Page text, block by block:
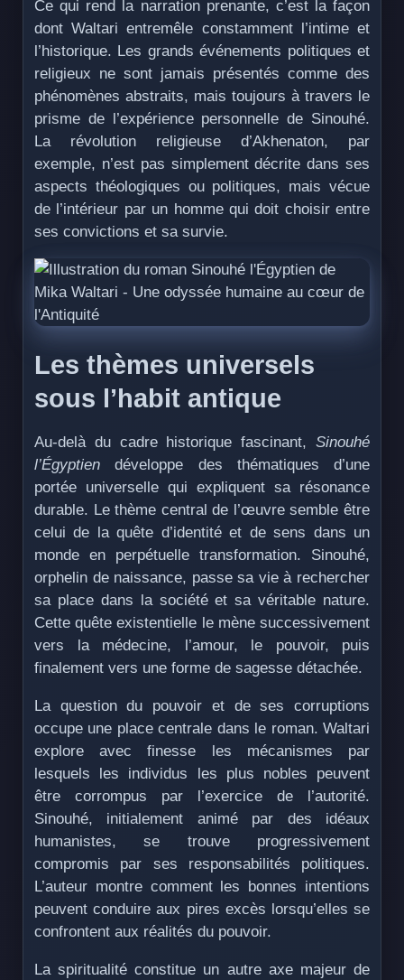
Ce qui rend la narration prenante, c’est la façon
dont Waltari entremêle constamment l’intime et
l’historique. Les grands événements politiques et
religieux ne sont jamais présentés comme des
phénomènes abstraits, mais toujours à travers le
prisme de l’expérience personnelle de Sinouhé.
La révolution religieuse d’Akhenaton, par
exemple, n’est pas simplement décrite dans ses
aspects théologiques ou politiques, mais vécue
de l’intérieur par un homme qui doit choisir entre
ses convictions et sa survie.
Les thèmes universels
sous l’habit antique
Au-delà du cadre historique fascinant, Sinouhé
l’Égyptien développe des thématiques d’une
portée universelle qui expliquent sa résonance
durable. Le thème central de l’œuvre semble être
celui de la quête d’identité et de sens dans un
monde en perpétuelle transformation. Sinouhé,
orphelin de naissance, passe sa vie à rechercher
sa place dans la société et sa véritable nature.
Cette quête existentielle le mène successivement
vers la médecine, l’amour, le pouvoir, puis
finalement vers une forme de sagesse détachée.
La question du pouvoir et de ses corruptions
occupe une place centrale dans le roman. Waltari
explore avec finesse les mécanismes par
lesquels les individus les plus nobles peuvent
être corrompus par l’exercice de l’autorité.
Sinouhé, initialement animé par des idéaux
humanistes, se trouve progressivement
compromis par ses responsabilités politiques.
L’auteur montre comment les bonnes intentions
peuvent conduire aux pires excès lorsqu’elles se
confrontent aux réalités du pouvoir.
La spiritualité constitue un autre axe majeur de